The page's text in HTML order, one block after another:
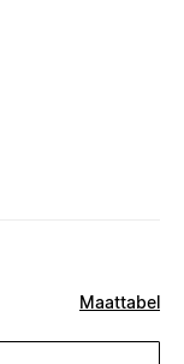
Maattabel